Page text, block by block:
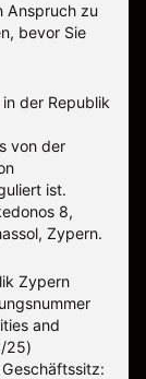
Anspruch zu
bevor Sie
der Republik
von der
ist.
8,
Zypern.
Zypern
and
25)